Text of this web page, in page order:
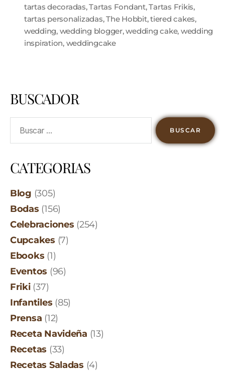
tartas decoradas,Tartas Fondant,Tartas Frikis,
tartas personalizadas,The Hobbit,tiered cakes,
wedding, wedding blogger,wedding cake, wedding
inspiration, weddingcake
BUSCADOR
CATEGORIAS
Blog (305)
Bodas (156)
Celebraciones (254)
Cupcakes (7)
Ebooks (1)
Eventos (96)
Friki(37)
Infantiles (85)
Prensa (12)
Receta Navideña (13)
Recetas (33)
Recetas Saladas (4)